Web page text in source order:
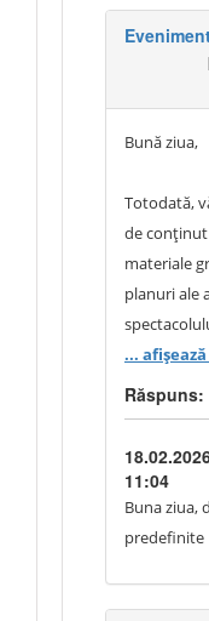
Bună ziua,
Totodată,
de
materiale
planuri ale
În cazul în
live, este
de
confirmați
...
Răspuns:
11:04
Buna ziua,
predefinite